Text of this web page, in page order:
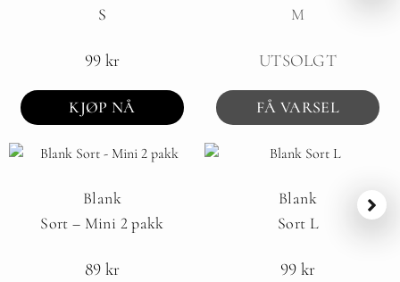
S
99 kr
KJØP NÅ
M
UTSOLGT
FÅ VARSEL
Blank
Sort – Mini 2 pakk
89 kr
Blank
Sort L
99 kr